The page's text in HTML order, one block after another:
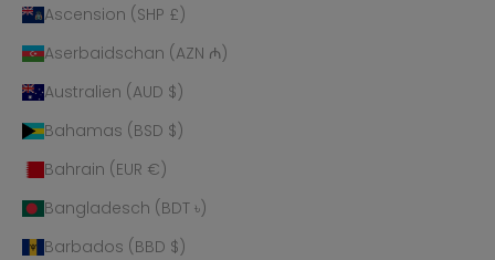
Ascension (SHP £)
Aserbaidschan (AZN ₼)
Australien (AUD $)
Bahamas (BSD $)
Bahrain (EUR €)
Bangladesch (BDT ৳)
Barbados (BBD $)